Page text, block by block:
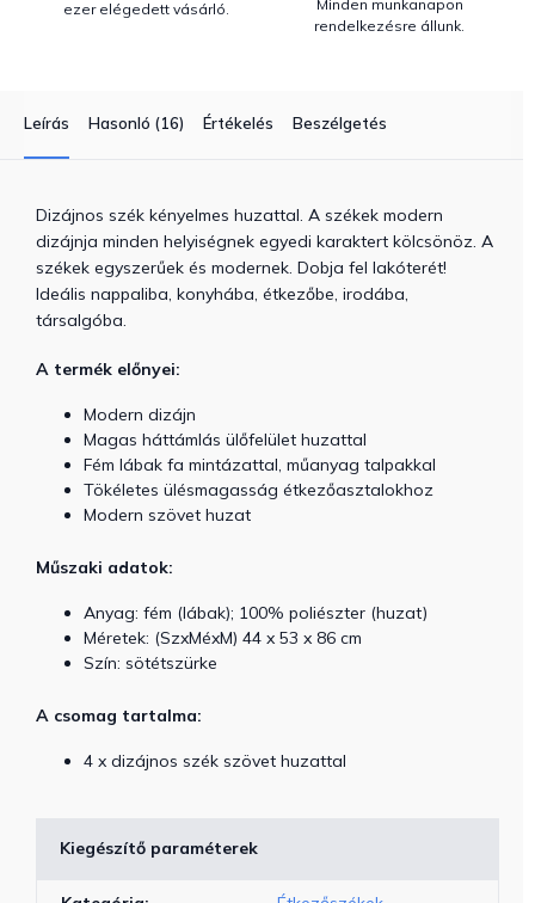
ezer elégedett vásárló.
Minden munkanapon
rendelkezésre állunk.
Leírás Hasonló (16) Értékelés Beszélgetés
Dizájnos szék kényelmes huzattal. A székek modern
dizájnja minden helyiségnek egyedi karaktert kölcsönöz. A
székek egyszerűek és modernek. Dobja fel lakóterét!
Ideális nappaliba, konyhába, étkezőbe, irodába,
társalgóba.
A termék előnyei:
Modern dizájn
Magas háttámlás ülőfelület huzattal
Fém lábak fa mintázattal, műanyag talpakkal
Tökéletes ülésmagasság étkezőasztalokhoz
Modern szövet huzat
Műszaki adatok:
Anyag: fém (lábak); 100% poliészter (huzat)
Méretek: (SzxMéxM) 44 x 53 x 86 cm
Szín: sötétszürke
A csomag tartalma:
4 x dizájnos szék szövet huzattal
Kiegészítő paraméterek